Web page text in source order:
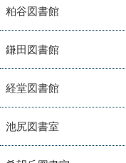
粕谷図書館
鎌田図書館
経堂図書館
池尻図書室